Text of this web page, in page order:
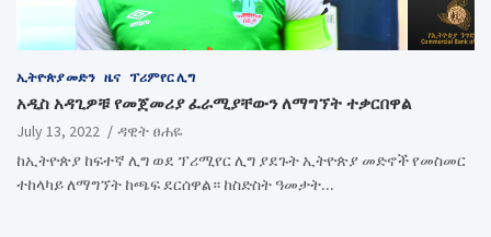
ኢትዮጵያ መድን ዜና ፕሪምየር ሊግ
አዲስ አዳጊዎቹ የመጀመሪያ ፈራሚያቸውን ለማግኘት ተቃርበዋል
July 13, 2022
ዳዊት ፀሐዬ
ከኢትዮጵያ ከፍተኛ ሊግ ወደ ፕሪሚየር ሊግ ያደጉት ኢትዮጵያ መድኖች የመስመር
ተከላካይ ለማግኘት ከጫፍ ደርሰዋል። ከስድስት ዓመታት…